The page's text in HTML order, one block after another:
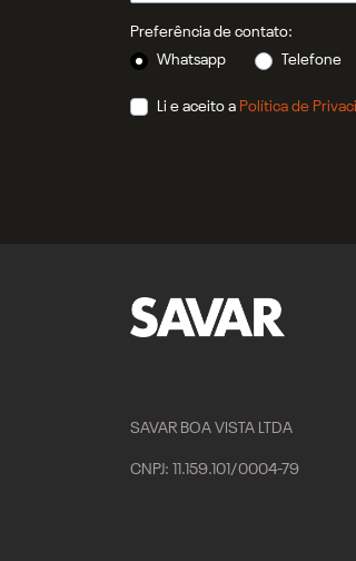
Preferência de contato:
Whatsapp
Telefone
Li e aceito a Política de
SAVAR BOA VISTA LTDA
CNPJ: 11.159.101/0004-79